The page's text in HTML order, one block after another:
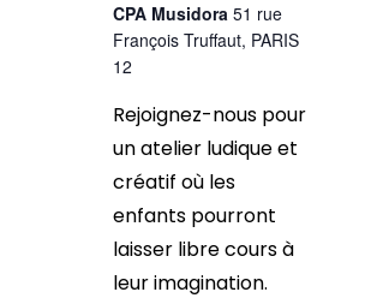
CPA Musidora 51 rue
François Truffaut, PARIS
12
Rejoignez-nous pour
un atelier ludique et
créatif où les
enfants pourront
laisser libre cours à
leur imagination.